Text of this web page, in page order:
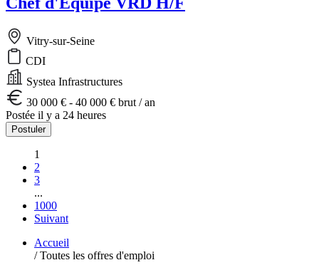
Vitry-sur-Seine
CDI
Systea Infrastructures
30 000 € - 40 000 € brut / an
Postée il y a 24 heures
Postuler
1
2
3
...
1000
Suivant
Accueil
/ Toutes les offres d'emploi